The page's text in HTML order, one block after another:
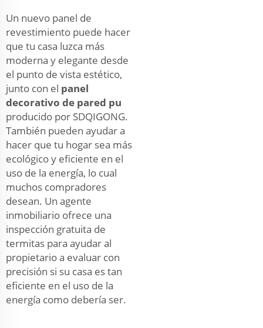
Un nuevo panel de
revestimiento puede hacer
que tu casa luzca más
moderna y elegante desde
el punto de vista estético,
junto con el panel
decorativo de pared pu
producido por SDQIGONG.
También pueden ayudar a
hacer que tu hogar sea más
ecológico y eficiente en el
uso de la energía, lo cual
muchos compradores
desean. Un agente
inmobiliario ofrece una
inspección gratuita de
termitas para ayudar al
propietario a evaluar con
precisión si su casa es tan
eficiente en el uso de la
energía como debería ser.